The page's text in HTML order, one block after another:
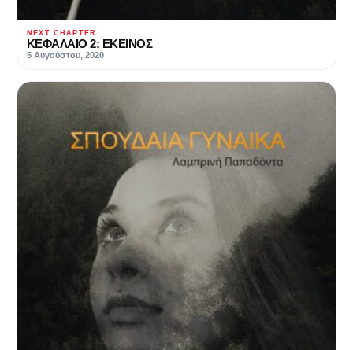
NEXT CHAPTER
ΚΕΦΑΛΑΙΟ 2: ΕΚΕΙΝΟΣ
5 Αυγούστου, 2020